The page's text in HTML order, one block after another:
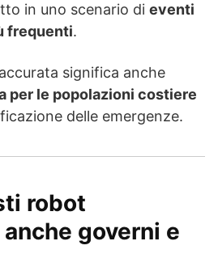
in uno scenario di eventi
frequenti.
significa anche
per le popolazioni costiere
delle emergenze.
robot
governi e